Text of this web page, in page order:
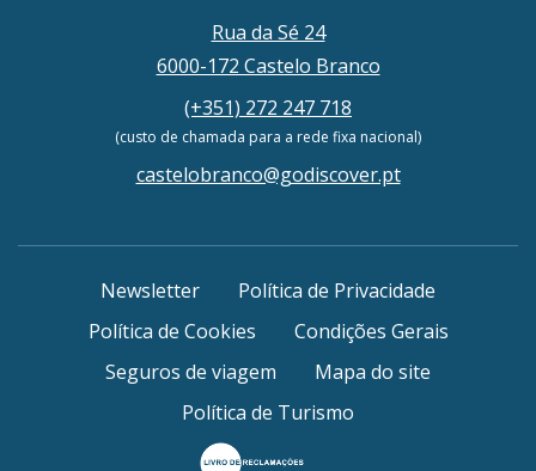
Rua da Sé 24
6000-172 Castelo Branco
(+351) 272 247 718
(custo de chamada para a rede fixa nacional)
castelobranco@godiscover.pt
Newsletter
Política de Privacidade
Política de Cookies
Condições Gerais
Seguros de viagem
Mapa do site
Política de Turismo